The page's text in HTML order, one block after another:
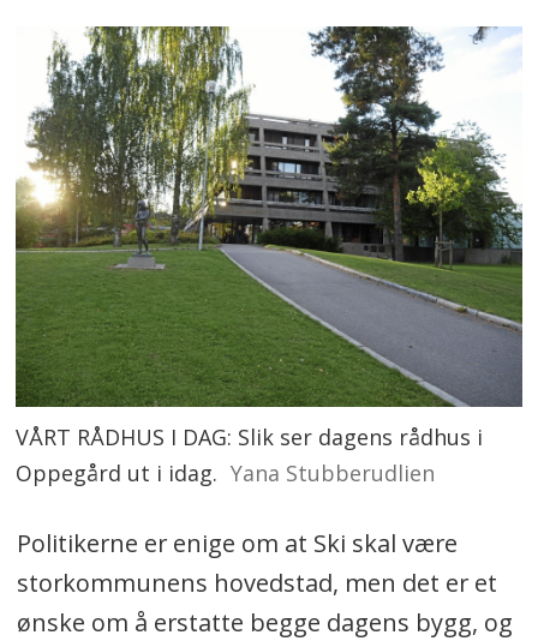
VÅRT RÅDHUS I DAG: Slik ser dagens rådhus i
Oppegård ut i idag. Yana Stubberudlien
Politikerne er enige om at Ski skal være
storkommunens hovedstad, men det er et
ønske om å erstatte begge dagens bygg, og